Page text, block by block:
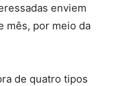
enviem
mês, por meio da
de quatro tipos